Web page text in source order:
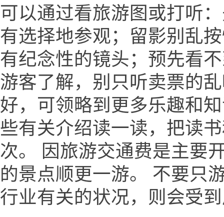
可以通过看旅游图或打听
有选择地参观；留影别乱
有纪念性的镜头；预先看
游客了解，别只听卖票的
好，可领略到更多乐趣和
些有关介绍读一读，把读
次。 因旅游交通费是主要
的景点顺更一游。 不要只
行业有关的状况，则会受